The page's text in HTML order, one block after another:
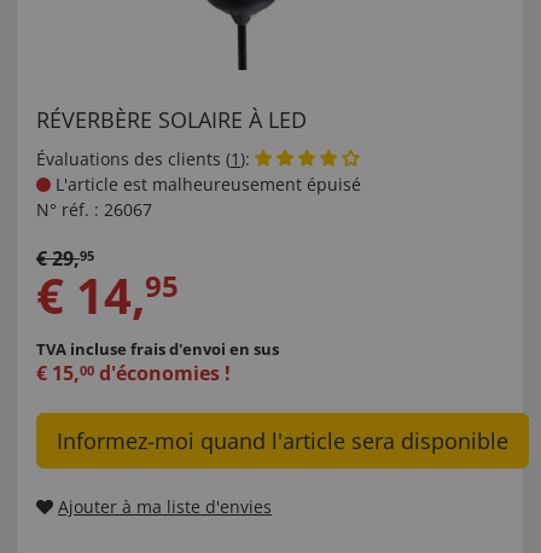
RÉVERBÈRE SOLAIRE À LED
Évaluations des clients (1):
L'article est malheureusement épuisé
N° réf. : 26067
€29,95
€ 14,95
TVA incluse frais d'envoi en sus
€ 15,00 d'économies !
Informez-moi quand l'article sera disponible
Ajouter à ma liste d'envies